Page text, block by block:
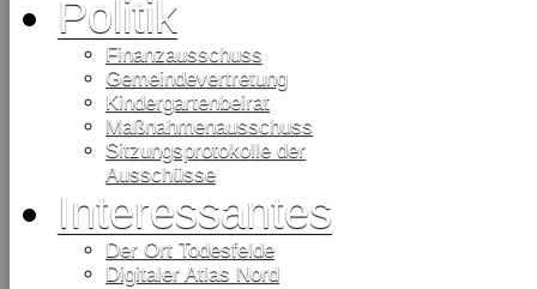
Politik
Finanzausschuss
Gemeindevertretung
Kindergartenbeirat
Maßnahmenausschuss
Sitzungsprotokolle der
Ausschüsse
Interessantes
Der Ort Todesfelde
Digitaler Atlas Nord